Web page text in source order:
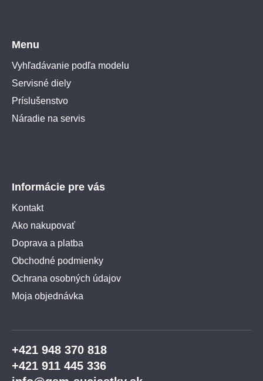
Menu
Vyhľadávanie podľa modelu
Servisné diely
Príslušenstvo
Náradie na servis
Informácie pre vás
Kontakt
Ako nakupovať
Doprava a platba
Obchodné podmienky
Ochrana osobných údajov
Moja objednávka
+421 948 370 818
+421 911 445 336